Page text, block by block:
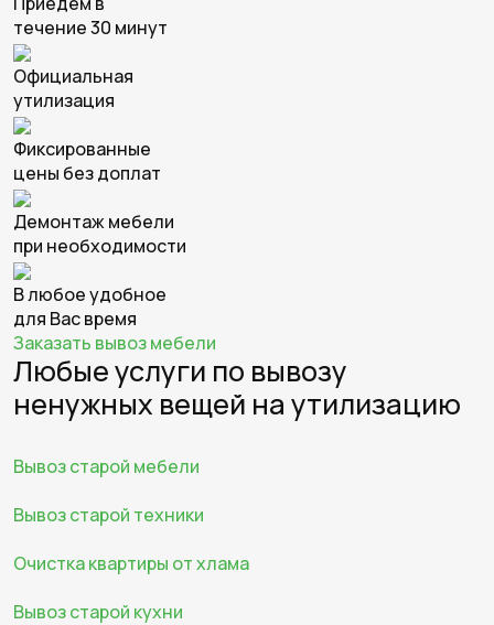
течение 30 минут
Официальная
утилизация
Фиксированные
цены без доплат
Демонтаж мебели
при необходимости
В любое удобное
для Вас время
Заказать вывоз мебели
Любые услуги по вывозу
ненужных вещей на утилизацию
Вывоз старой мебели
Вывоз старой техники
Очистка квартиры от хлама
Вывоз старой кухни